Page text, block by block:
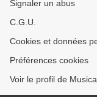
Signaler un abus
C.G.U.
Cookies et données
Préférences cookies
Voir le profil de